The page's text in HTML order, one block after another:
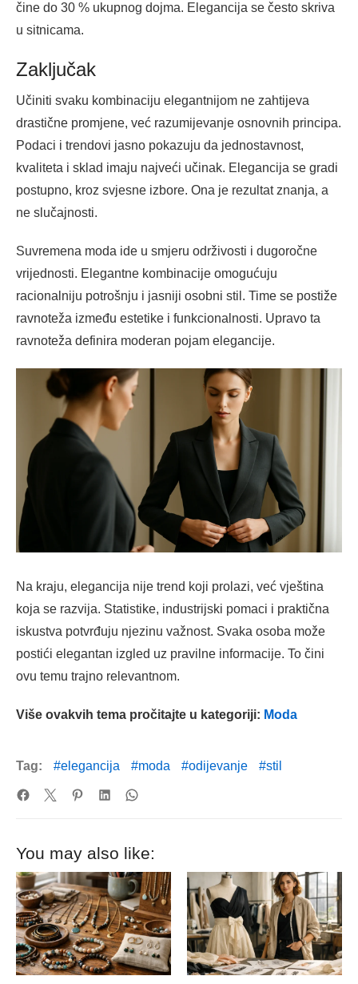
čine do 30 % ukupnog dojma. Elegancija se često skriva
u sitnicama.
Zaključak
Učiniti svaku kombinaciju elegantnijom ne zahtijeva
drastične promjene, već razumijevanje osnovnih principa.
Podaci i trendovi jasno pokazuju da jednostavnost,
kvaliteta i sklad imaju najveći učinak. Elegancija se gradi
postupno, kroz svjesne izbore. Ona je rezultat znanja, a
ne slučajnosti.
Suvremena moda ide u smjeru održivosti i dugoročne
vrijednosti. Elegantne kombinacije omogućuju
racionalniju potrošnju i jasniji osobni stil. Time se postiže
ravnoteža između estetike i funkcionalnosti. Upravo ta
ravnoteža definira moderan pojam elegancije.
Na kraju, elegancija nije trend koji prolazi, već vještina
koja se razvija. Statistike, industrijski pomaci i praktična
iskustva potvrđuju njezinu važnost. Svaka osoba može
postići elegantan izgled uz pravilne informacije. To čini
ovu temu trajno relevantnom.
Više ovakvih tema pročitajte u kategoriji: Moda
Tag: elegancija moda odijevanje stil
You may also like: